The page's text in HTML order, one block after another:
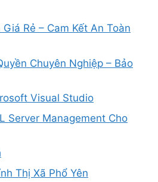
Rẻ – Cam Kết An Toàn
Chuyên Nghiệp – Bảo
Visual Studio
Server Management Cho
Thị Xã Phổ Yên